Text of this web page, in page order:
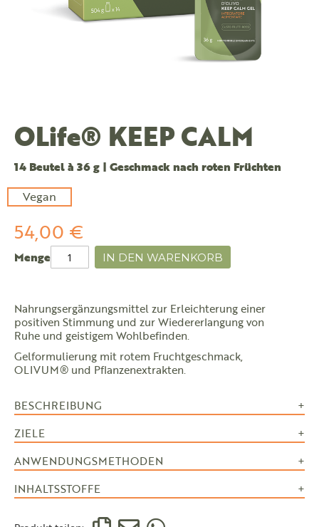
OLife® KEEP CALM
14 Beutel à 36 g | Geschmack nach roten Früchten
Vegan
54,00 €
Menge IN DEN WARENKORB
Nahrungsergänzungsmittel zur Erleichterung einer
positiven Stimmung und zur Wiedererlangung von
Ruhe und geistigem Wohlbefinden.
Gelformulierung mit rotem Fruchtgeschmack,
OLIVUM® und Pflanzenextrakten.
BESCHREIBUNG
ZIELE
ANWENDUNGSMETHODEN
INHALTSSTOFFE